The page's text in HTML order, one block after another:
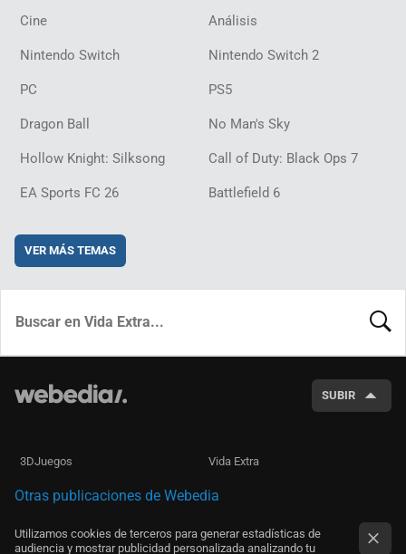
Cine Análisis
Nintendo Switch Nintendo Switch 2
PC PS5
Dragon Ball No Man's Sky
Hollow Knight: Silksong Call of Duty: Black Ops 7
EA Sports FC 26 Battlefield 6
VER MÁS TEMAS
SUBIR
3DJuegos Vida Extra
Otras publicaciones de Webedia
Utilizamos cookies de terceros para generar estadísticas de
audiencia y mostrar publicidad personalizada analizando tu